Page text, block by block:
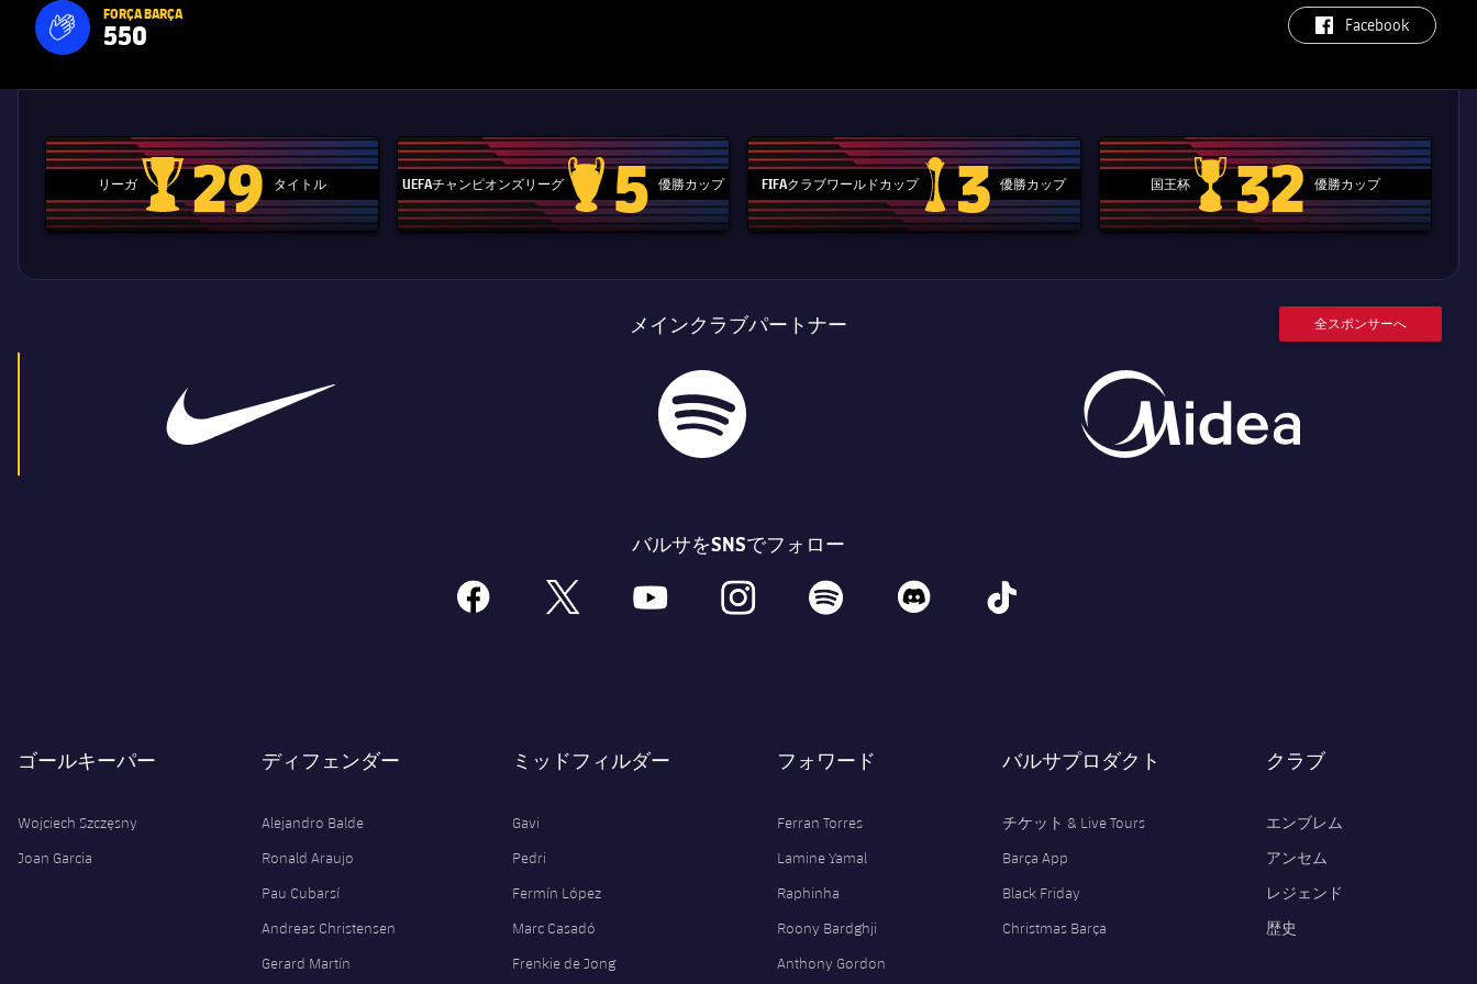
Força Barça
label.aria.forcabarca
FORÇA BARÇA
label.aria.fire
550 label.aria.facebook
Facebook
リーガ
La Liga trophy
29 タイトル UEFAチャンピオンズリーグ
Champions League trophy
5 優勝カップ FIFAクラブワールドカップ
label.aria.clubworldcup
3 優勝カップ 国王杯
国王杯
32 優勝カップ
メインクラブパートナー 全スポンサーへ
バルサをSNSでフォロー
facebook x youtube instagram spotify discord tiktok
ゴールキーパー
Wojciech Szczęsny
Joan Garcia
ディフェンダー
Alejandro Balde
Ronald Araujo
Pau Cubarsí
Andreas Christensen
Gerard Martín
ミッドフィルダー
Gavi
Pedri
Fermín López
Marc Casadó
Frenkie de Jong
フォワード
Ferran Torres
Lamine Yamal
Raphinha
Roony Bardghji
Anthony Gordon
バルサプロダクト
チケット & Live Tours
Barça App
Black Friday
Christmas Barça
クラブ
エンブレム
アンセム
レジェンド
歴史